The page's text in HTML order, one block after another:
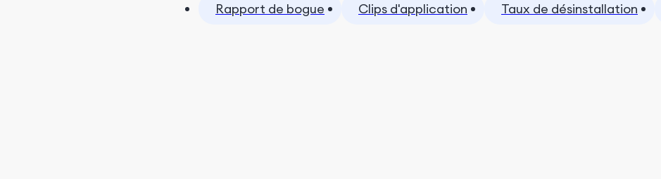
Rapport de bogue Clips d'application Taux de désinstallation